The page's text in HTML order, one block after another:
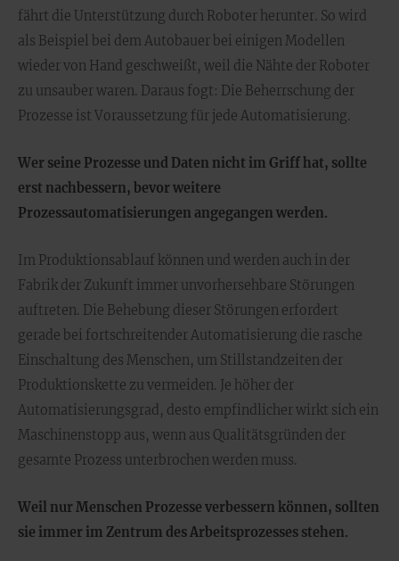
fährt die Unterstützung durch Roboter herunter. So wird
als Beispiel bei dem Autobauer bei einigen Modellen
wieder von Hand geschweißt, weil die Nähte der Roboter
zu unsauber waren. Daraus fogt: Die Beherrschung der
Prozesse ist Voraussetzung für jede Automatisierung.
Wer seine Prozesse und Daten nicht im Griff hat, sollte
erst nachbessern, bevor weitere
Prozessautomatisierungen angegangen werden.
Im Produktionsablauf können und werden auch in der
Fabrik der Zukunft immer unvorhersehbare Störungen
auftreten. Die Behebung dieser Störungen erfordert
gerade bei fortschreitender Automatisierung die rasche
Einschaltung des Menschen, um Stillstandzeiten der
Produktionskette zu vermeiden. Je höher der
Automatisierungsgrad, desto empfindlicher wirkt sich ein
Maschinenstopp aus, wenn aus Qualitätsgründen der
gesamte Prozess unterbrochen werden muss.
Weil nur Menschen Prozesse verbessern können, sollten
sie immer im Zentrum des Arbeitsprozesses stehen.